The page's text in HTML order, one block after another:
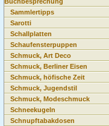
Sammlertipps
Sarotti
Schallplatten
Schaufensterpuppen
Schmuck, Art Deco
Schmuck, Berliner Eisen
Schmuck, höfische Zeit
Schmuck, Jugendstil
Schmuck, Modeschmuck
Schneekugeln
Schnupftabakdosen